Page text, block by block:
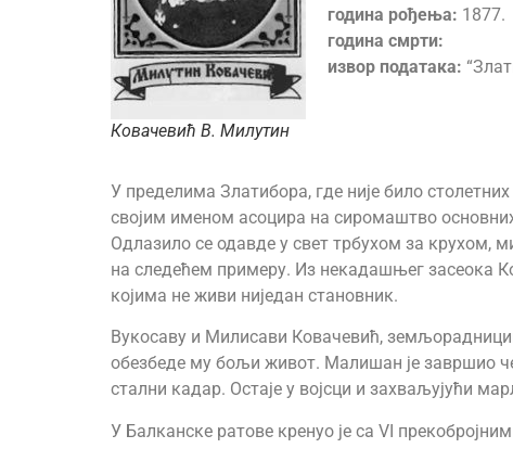
Ковачевић В. Милутин
година рођења: 1877.
година смрти:
извор података:
У пределима Златибора, где није било
својим именом асоцира на сиромаштво
Одлазило се одавде у свет трбухом за крухом,
на следећем примеру. Из некадашњег засеока
којима не живи ниједан становник.
Вукосаву и Милисави Ковачевић,
обезбеде му бољи живот. Малишан је завршио
стални кадар. Остаје у војсци и захваљујући
У Балканске ратове кренуо је са VI